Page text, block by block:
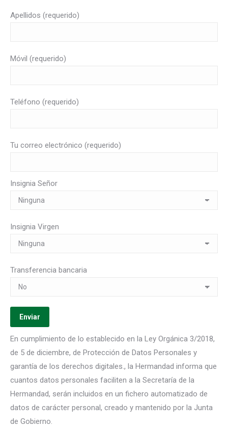
Apellidos (requerido)
Móvil (requerido)
Teléfono (requerido)
Tu correo electrónico (requerido)
Insignia Señor
Insignia Virgen
Transferencia bancaria
En cumplimiento de lo establecido en la Ley Orgánica 3/2018,
de 5 de diciembre, de Protección de Datos Personales y
garantía de los derechos digitales., la Hermandad informa que
cuantos datos personales faciliten a la Secretaría de la
Hermandad, serán incluidos en un fichero automatizado de
datos de carácter personal, creado y mantenido por la Junta
de Gobierno.